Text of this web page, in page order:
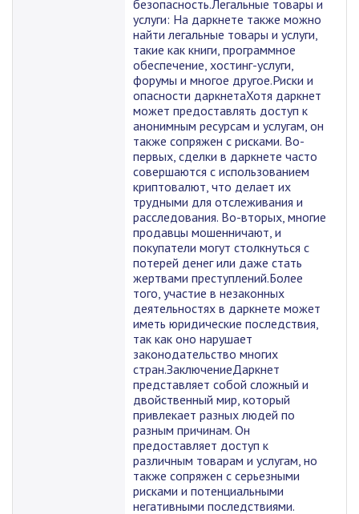
безопасность.Легальные товары и
услуги: На даркнете также можно
найти легальные товары и услуги,
такие как книги, программное
обеспечение, хостинг-услуги,
форумы и многое другое.Риски и
опасности даркнетаХотя даркнет
может предоставлять доступ к
анонимным ресурсам и услугам, он
также сопряжен с рисками. Во-
первых, сделки в даркнете часто
совершаются с использованием
криптовалют, что делает их
трудными для отслеживания и
расследования. Во-вторых, многие
продавцы мошенничают, и
покупатели могут столкнуться с
потерей денег или даже стать
жертвами преступлений.Более
того, участие в незаконных
деятельностях в даркнете может
иметь юридические последствия,
так как оно нарушает
законодательство многих
стран.ЗаключениеДаркнет
представляет собой сложный и
двойственный мир, который
привлекает разных людей по
разным причинам. Он
предоставляет доступ к
различным товарам и услугам, но
также сопряжен с серьезными
рисками и потенциальными
негативными последствиями.